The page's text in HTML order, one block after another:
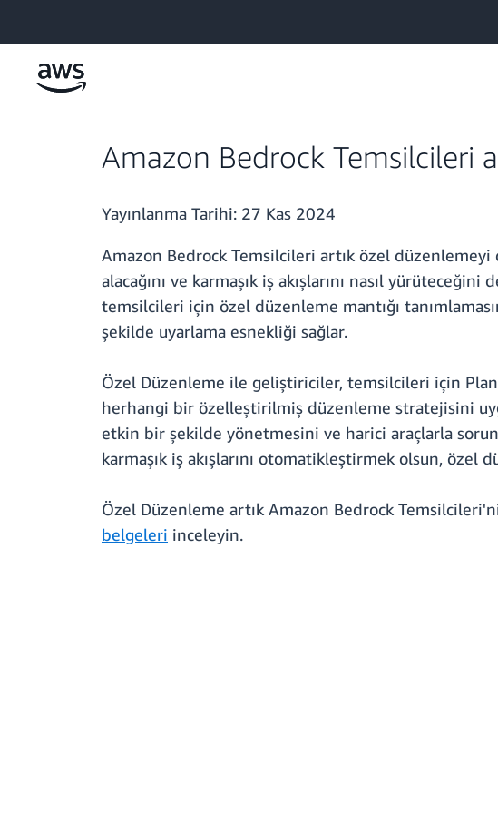
Amazon Bedrock Temsilcileri
Yayınlanma Tarihi: 27 Kas 2024
Amazon Bedrock Temsilcileri artık özel
alacağını ve karmaşık iş akışlarını nasıl
temsilcileri için özel düzenleme mantığı
şekilde uyarlama esnekliği sağlar.
Özel Düzenleme ile geliştiriciler, temsilcileri için
herhangi bir özelleştirilmiş düzenleme stratejisini
etkin bir şekilde yönetmesini ve harici araçlarla
karmaşık iş akışlarını otomatikleştirmek olsun,
Özel Düzenleme artık Amazon Bedrock
belgeleri inceleyin.